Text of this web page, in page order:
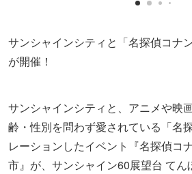
サンシャインシティと「名探偵コナ
が開催！
サンシャインシティと、アニメや映
齢・性別を問わず愛されている「名
レーションしたイベント『名探偵コ
市』が、サンシャイン60展望台 てん